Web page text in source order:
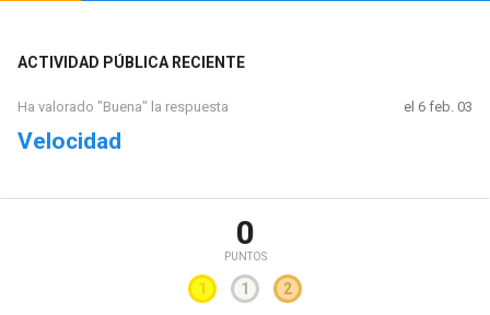
ACTIVIDAD PÚBLICA RECIENTE
Ha valorado "Buena" la respuesta el 6 feb. 03
Velocidad
0
PUNTOS
1 1 2